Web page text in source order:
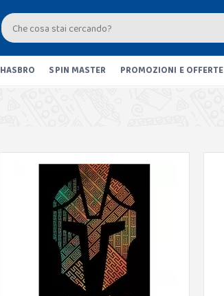
HASBRO SPIN MASTER PROMOZIONI E OFFERTE